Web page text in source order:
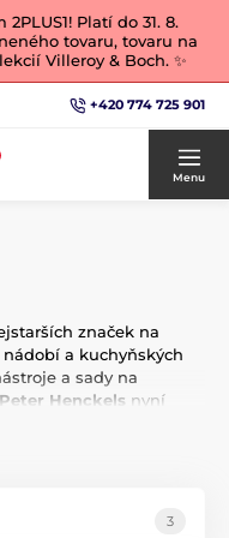
Platí do 31. 8.
tovaru, tovaru na
Villeroy & Boch. ✨
+420 774 725 901
Menu
značek na
a kuchyňských
a sady na
Peter Henckels nyní
základ mezinárodní
stylu. Ať už jde
3